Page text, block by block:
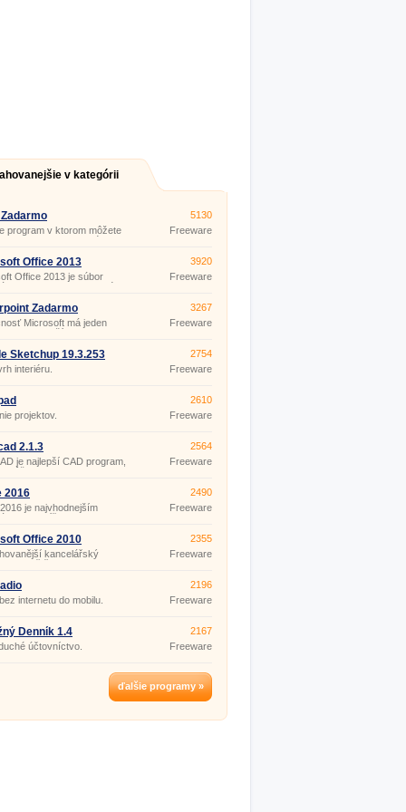
v kategórii
program v ktorom môžete
a upravovať textové
kancelárskych balíčkov,
aj iné programy –
tabuliek, prezentácií
5130
Freeware
Office 2013
Office 2013 je súbor
programov, ktoré
Možnosť dotykového režimu
vylepšených funkcií vás
o jeho kvalitách
3920
Freeware
Zadarmo
Microsoft má jeden
Nech už stiahnete po
verzii jednoduchosť,
a užitočné funkcie si
je program vhodný na
a prezeranie pr
3267
Freeware
Sketchup 19.3.253
interiéru.
2754
Freeware
projektov.
2610
Freeware
2.1.3
je najlepší CAD program,
môžete stiahnuť zadarmo.
platíte tu máte zdarma.
2564
Freeware
2016
je najvhodnejším
balíčkom nie len pre
ale aj obchodníkov
ktorým záleží na
rýchlosti a efektívnosti
2490
Freeware
Office 2010
kancelářský
na světě.
2355
Freeware
internetu do mobilu.
2196
Freeware
Denník 1.4
účtovníctvo.
2167
Freeware
ďalšie programy »